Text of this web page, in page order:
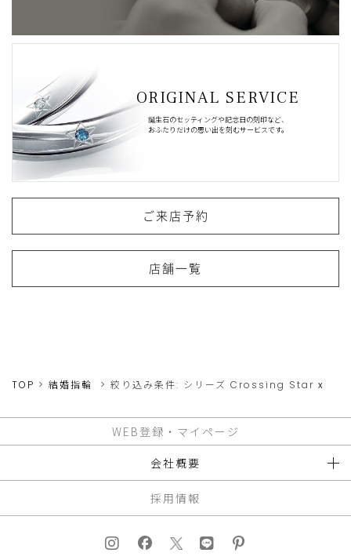
ORIGINAL SERVICE
誕生石のセッティングや記念日の刻印など、
おふたりだけの思い出を刻むサービスです。
ご来店予約
店舗一覧
TOP 結婚指輪 絞り込み条件: シリーズ Crossing Star x
WEB登録・マイページ
会社概要
採用情報